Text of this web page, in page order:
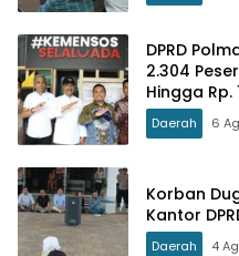
DPRD
2.304
Hingga Rp.
Daerah 6
Korban
Kantor
Daerah 4